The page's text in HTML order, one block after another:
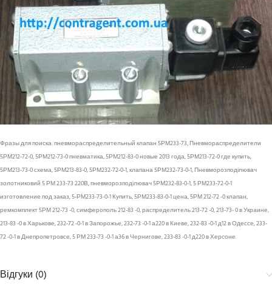
Фразы для поиска: пневмораспределительный клапан 5РМ233-73, Пневмораспределители
5РМ212-72-0, 5РМ212-73-0 пневматика, 5РМ212-83-0 новые 2013 года, 5РМ213-72-0 где купить,
5РМ213-73-0 схема, 5РМ213-83-0, 5РМ232-72-0-1, клапана 5РМ232-73-0-1, Пневморозподілювач
золотниковий 5 РМ 233-73 220В, пневморозподілювач 5РМ232-83-0-1, 5 РМ233-72-0-1
изготовление под заказ, 5-РМ233-73-0-1 Купить, 5РМ233-83-0-1 цена, 5РМ 212-72 -0 клапан,
ремкомплект 5РМ 212-73 -0, симферополь 212-83 -0, распределитель 213-72 -0, 213-73- 0 в Украине,
213-83 -0 в Харькове, 232-72 -0-1 в Запорожье, 232-73 -0-1 а220 в Киеве, 232-83 -0-1 д12 в Одессе, 233-
72 -0-1 в Днепропетровсе, 5 РМ 233-73 -0-1 а36 в Чернигове, 233-83 -0-1 д220 в Херсоне.
Відгуки (0)